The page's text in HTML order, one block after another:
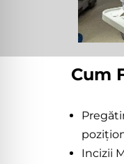
Cum
Incizii